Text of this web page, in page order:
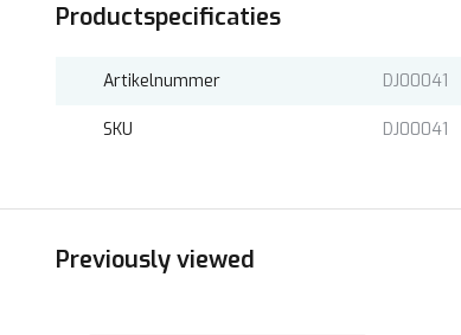
Productspecificaties
Artikelnummer DJ00041
SKU DJ00041
Previously viewed